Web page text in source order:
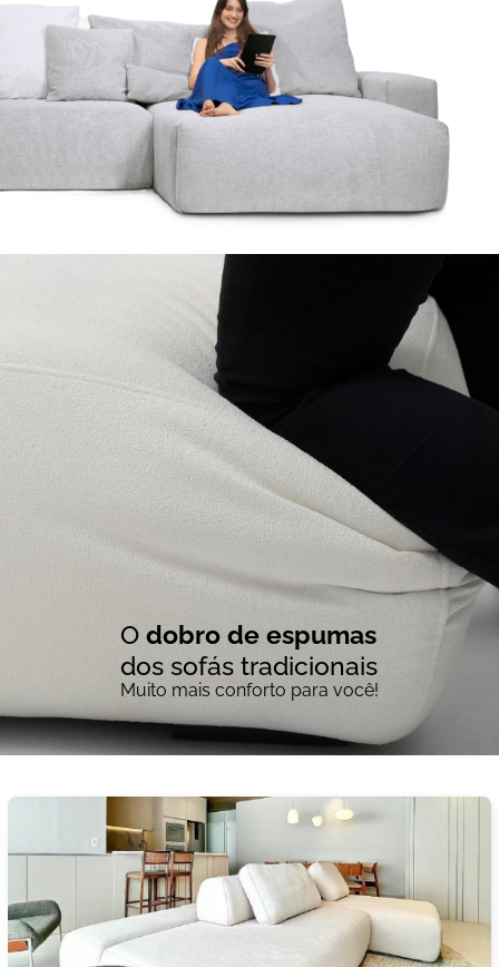
Odobro de espumas
dos sofás tradicionais
Muito mais conforto para você!